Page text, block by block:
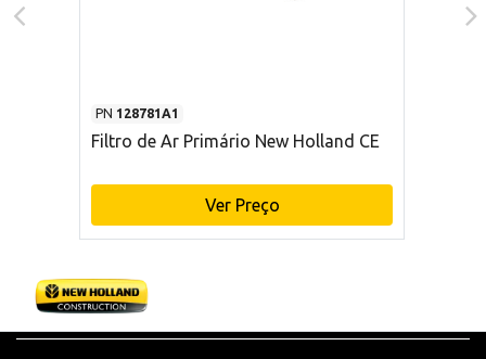
PN 128781A1
Filtro de Ar Primário New Holland CE
Ver Preço